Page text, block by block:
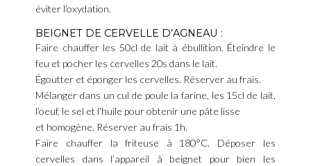
éviter l’oxydation.
BEIGNET DE CERVELLE D’AGNEAU :
Faire chauffer les 50cl de lait à ébullition. Éteindre le
feu et pocher les cervelles 20s dans le lait.
Égoutter et éponger les cervelles. Réserver au frais.
Mélanger dans un cul de poule la farine, les 15cl de lait,
l’oeuf, le sel et l’huile pour obtenir une pâte lisse
et homogène. Réserver au frais 1h.
Faire chauffer la friteuse à 180°C. Déposer les
cervelles dans l’appareil à beignet pour bien les